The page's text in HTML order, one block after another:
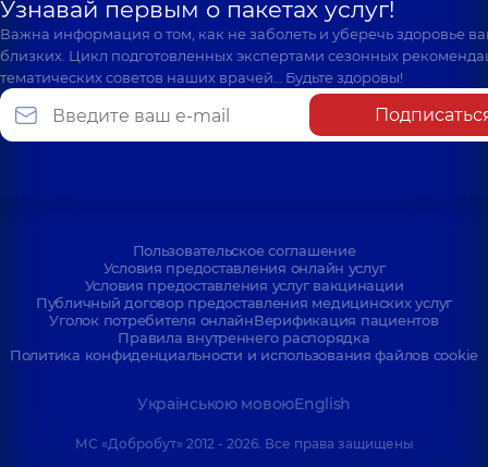
Узнавай первым о пакетах услуг!
Важна информация о том, как не заболеть и уберечь здоровье
близких. Цикл подготовленных экспертами сезонных
тематических советов наших врачей… Будьте здоровы!
Пользовательское соглашение
Условия предоставления онлайн услуг
Условия предоставления услуг вакцинации
Публичный договор предоставления медицинских услуг
Уголок потребителя онлайнВерификация пациентов
Правила внутреннего распорядка
Политика конфиденциальности и использования файлов cookie
Українською мовоюEnglish
МС «Добробут» 2012 - 2026. Все права защищены